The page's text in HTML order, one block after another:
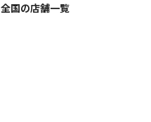
全国の店舗一覧